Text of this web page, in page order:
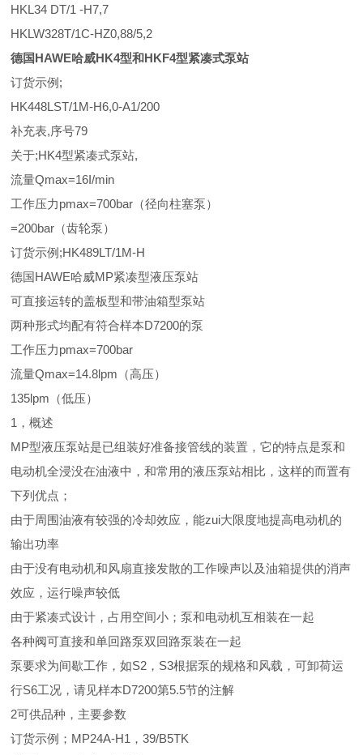
HKL34 DT/1 -H7,7
HKLW328T/1C-HZ0,88/5,2
德国HAWE哈威HK4型和HKF4型紧凑式泵站
订货示例;
HK448LST/1M-H6,0-A1/200
补充表,序号79
关于;HK4型紧凑式泵站,
流量Qmax=16I/min
工作压力pmax=700bar（径向柱塞泵）
=200bar（齿轮泵）
订货示例;HK489LT/1M-H
德国HAWE哈威MP紧凑型液压泵站
可直接运转的盖板型和带油箱型泵站
两种形式均配有符合样本D7200的泵
工作压力pmax=700bar
流量Qmax=14.8lpm（高压）
135lpm（低压）
1，概述
MP型液压泵站是已组装好准备接管线的装置，它的特点是泵和
电动机全浸没在油液中，和常用的液压泵站相比，这样的而置有
下列优点；
由于周围油液有较强的冷却效应，能zui大限度地提高电动机的
输出功率
由于没有电动机和风扇直接发散的工作噪声以及油箱提供的消声
效应，运行噪声较低
由于紧凑式设计，占用空间小；泵和电动机互相装在一起
各种阀可直接和单回路泵双回路泵装在一起
泵要求为间歇工作，如S2，S3根据泵的规格和风载，可卸荷运
行S6工况，请见样本D7200第5.5节的注解
2可供品种，主要参数
订货示例；MP24A-H1，39/B5TK